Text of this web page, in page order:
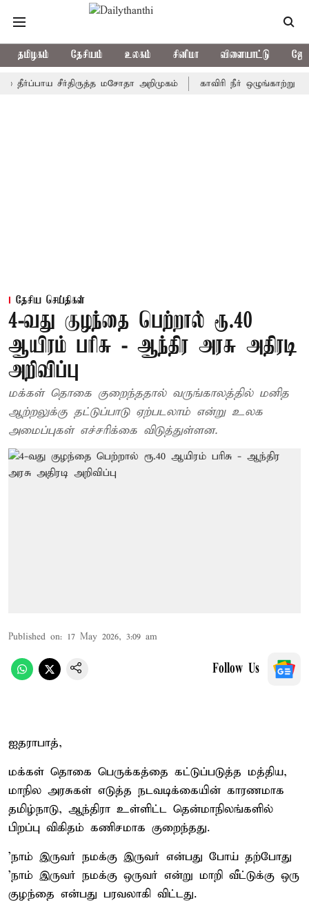
தமிழகம் தேசியம் உலகம் சினிமா விளையாட்டு
சீர்திருத்த மசோதா அறிமுகம் காவிரி நீர் ஒழுங்காற்று குழு
தேசிய செய்திகள்
4-வது குழந்தை பெற்றால் ரூ.40
ஆயிரம் பரிசு - ஆந்திர அரசு அதிரடி
அறிவிப்பு
மக்கள் தொகை குறைந்ததால் வருங்காலத்தில் மனித
ஆற்றலுக்கு தட்டுப்பாடு ஏற்படலாம் என்று உலக
அமைப்புகள் எச்சரிக்கை விடுத்துள்ளன.
Published on: 17 May 2026, 3:09 am
Follow Us
ஐதராபாத்,
மக்கள் தொகை பெருக்கத்தை கட்டுப்படுத்த மத்திய,
மாநில அரசுகள் எடுத்த நடவடிக்கையின் காரணமாக
தமிழ்நாடு, ஆந்திரா உள்ளிட்ட தென்மாநிலங்களில்
பிறப்பு விகிதம் கணிசமாக குறைந்தது.
'நாம் இருவர் நமக்கு இருவர் என்பது போய் தற்போது
'நாம் இருவர் நமக்கு ஒருவர் என்று மாறி வீட்டுக்கு ஒரு
குழந்தை என்பது பரவலாகி விட்டது.